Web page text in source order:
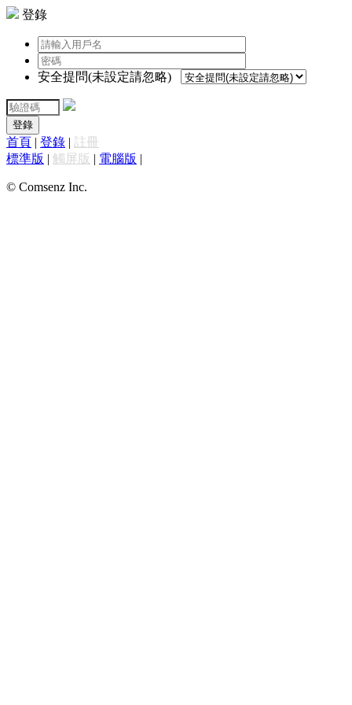
登錄
安全提問(未設定請忽略)
登錄
首頁 | 登錄 | 註冊
標準版 | 觸屏版 | 電腦版 |
© Comsenz Inc.